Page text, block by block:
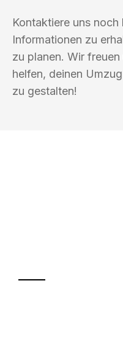
Kontaktiere uns
Informationen zu
zu planen. Wir
helfen, deinen
zu gestalten!